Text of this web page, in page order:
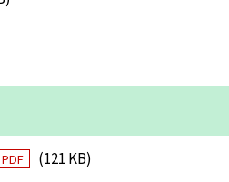
PDF
(121 KB)